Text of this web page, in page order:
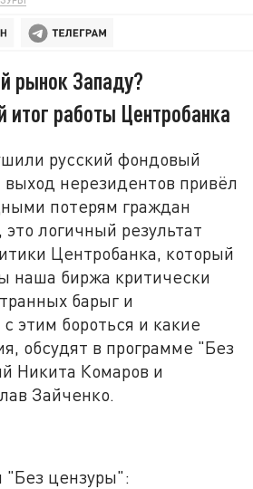
рынок Западу?
работы Центробанка
русский фондовый
нерезидентов привёл
потерям граждан
логичный результат
Центробанка, который
наша биржа критически
барыг и
этим бороться и какие
обсудят в программе "Без
Никита Комаров и
Зайченко.
"Без цензуры":